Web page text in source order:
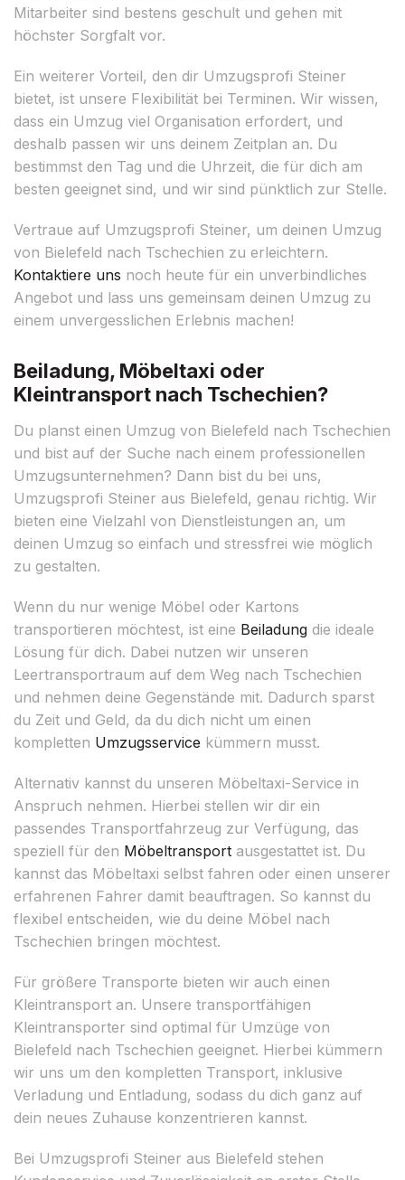
Mitarbeiter sind bestens geschult und gehen mit
höchster Sorgfalt vor.
Ein weiterer Vorteil, den dir Umzugsprofi Steiner
bietet, ist unsere Flexibilität bei Terminen. Wir wissen,
dass ein Umzug viel Organisation erfordert, und
deshalb passen wir uns deinem Zeitplan an. Du
bestimmst den Tag und die Uhrzeit, die für dich am
besten geeignet sind, und wir sind pünktlich zur Stelle.
Vertraue auf Umzugsprofi Steiner, um deinen Umzug
von Bielefeld nach Tschechien zu erleichtern.
Kontaktiere uns noch heute für ein unverbindliches
Angebot und lass uns gemeinsam deinen Umzug zu
einem unvergesslichen Erlebnis machen!
Beiladung, Möbeltaxi oder
Kleintransport nach Tschechien?
Du planst einen Umzug von Bielefeld nach Tschechien
und bist auf der Suche nach einem professionellen
Umzugsunternehmen? Dann bist du bei uns,
Umzugsprofi Steiner aus Bielefeld, genau richtig. Wir
bieten eine Vielzahl von Dienstleistungen an, um
deinen Umzug so einfach und stressfrei wie möglich
zu gestalten.
Wenn du nur wenige Möbel oder Kartons
transportieren möchtest, ist eine Beiladung die ideale
Lösung für dich. Dabei nutzen wir unseren
Leertransportraum auf dem Weg nach Tschechien
und nehmen deine Gegenstände mit. Dadurch sparst
du Zeit und Geld, da du dich nicht um einen
kompletten Umzugsservice kümmern musst.
Alternativ kannst du unseren Möbeltaxi-Service in
Anspruch nehmen. Hierbei stellen wir dir ein
passendes Transportfahrzeug zur Verfügung, das
speziell für den Möbeltransport ausgestattet ist. Du
kannst das Möbeltaxi selbst fahren oder einen unserer
erfahrenen Fahrer damit beauftragen. So kannst du
flexibel entscheiden, wie du deine Möbel nach
Tschechien bringen möchtest.
Für größere Transporte bieten wir auch einen
Kleintransport an. Unsere transportfähigen
Kleintransporter sind optimal für Umzüge von
Bielefeld nach Tschechien geeignet. Hierbei kümmern
wir uns um den kompletten Transport, inklusive
Verladung und Entladung, sodass du dich ganz auf
dein neues Zuhause konzentrieren kannst.
Bei Umzugsprofi Steiner aus Bielefeld stehen